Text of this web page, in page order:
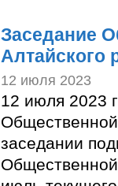
Заседание
Алтайского
12 июля 2023
12 июля 2023
заседании